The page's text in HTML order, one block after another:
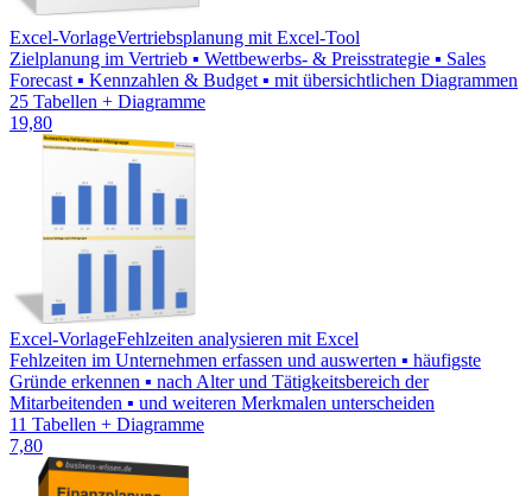
Excel-VorlageVertriebsplanung mit Excel-Tool
Zielplanung im Vertrieb ▪ Wettbewerbs- & Preisstrategie ▪ Sales
Forecast ▪ Kennzahlen & Budget ▪ mit übersichtlichen Diagrammen
25 Tabellen + Diagramme
19,80
Excel-VorlageFehlzeiten analysieren mit Excel
Fehlzeiten im Unternehmen erfassen und auswerten ▪ häufigste
Gründe erkennen ▪ nach Alter und Tätigkeitsbereich der
Mitarbeitenden ▪ und weiteren Merkmalen unterscheiden
11 Tabellen + Diagramme
7,80